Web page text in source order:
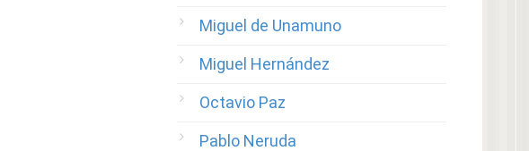
Miguel de Unamuno
Miguel Hernández
Octavio Paz
Pablo Neruda